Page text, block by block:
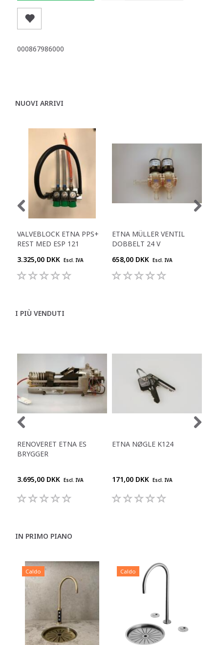
000867986000
NUOVI ARRIVI
VALVEBLOCK ETNA PPS+
REST MED ESP 121
3.325,00 DKK Escl. IVA
ETNA MÜLLER VENTIL
DOBBELT 24 V
658,00 DKK Escl. IVA
I PIÙ VENDUTI
RENOVERET ETNA ES
BRYGGER
3.695,00 DKK Escl. IVA
ETNA NØGLE K124
171,00 DKK Escl. IVA
IN PRIMO PIANO
Caldo Caldo